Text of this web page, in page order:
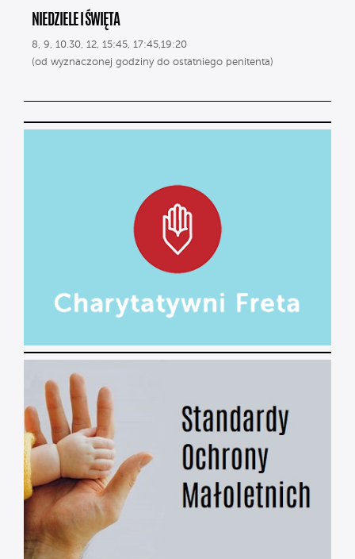
NIEDZIELE I ŚWIĘTA
8, 9, 10.30, 12, 15:45, 17:45,19:20
(od wyznaczonej godziny do ostatniego penitenta)